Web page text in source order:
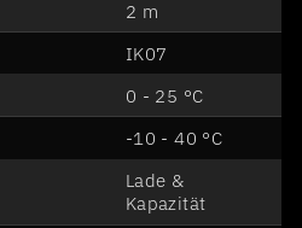
2 m
IK07
0 - 25 °C
-10 - 40 °C
Lade &
Kapazität